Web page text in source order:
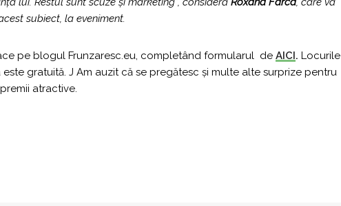
subiect, la eveniment.
pe blogul Frunzaresc.eu, completând formularul de AICI. Locurile
gratuită. J Am auzit că se pregătesc și multe alte surprize pentru
atractive.